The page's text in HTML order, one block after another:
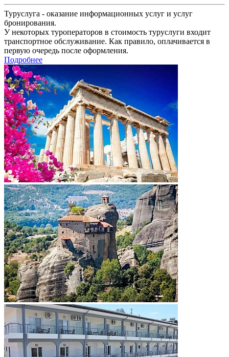
Туруслуга - оказание информационных услуг и услуг
бронирования.
У некоторых туроператоров в стоимость туруслуги входит
транспортное обслуживание. Как правило, оплачивается в
первую очередь после оформления.
Подробнее